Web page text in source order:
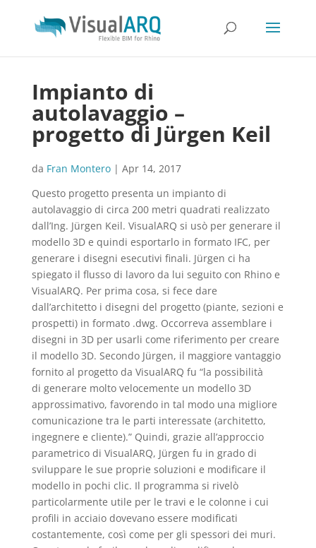
Impianto di
autolavaggio –
progetto di Jürgen Keil
da Fran Montero| Apr 14, 2017
Questo progetto presenta un impianto di
autolavaggio di circa 200 metri quadrati realizzato
dall’Ing. Jürgen Keil. VisualARQ si usò per generare il
modello 3D e quindi esportarlo in formato IFC, per
generare i disegni esecutivi finali. Jürgen ci ha
spiegato il flusso di lavoro da lui seguito con Rhino e
VisualARQ. Per prima cosa, si fece dare
dall’architetto i disegni del progetto (piante, sezioni e
prospetti) in formato .dwg. Occorreva assemblare i
disegni in 3D per usarli come riferimento per creare
il modello 3D. Secondo Jürgen, il maggiore vantaggio
fornito al progetto da VisualARQ fu “la possibilità
di generare molto velocemente un modello 3D
approssimativo, favorendo in tal modo una migliore
comunicazione tra le parti interessate (architetto,
ingegnere e cliente).” Quindi, grazie all’approccio
parametrico di VisualARQ, Jürgen fu in grado di
sviluppare le sue proprie soluzioni e modificare il
modello in pochi clic. Il programma si rivelò
particolarmente utile per le travi e le colonne i cui
profili in acciaio dovevano essere modificati
costantemente, così come per gli spessori dei muri.